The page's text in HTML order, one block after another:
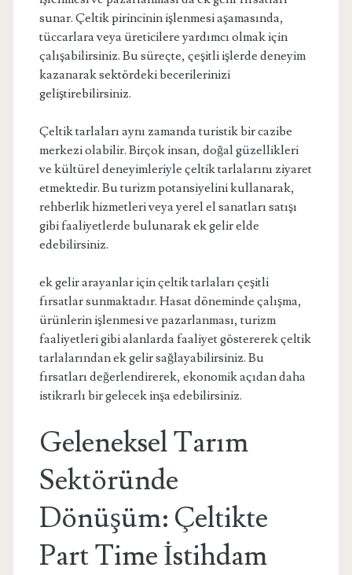
sunar. Çeltik pirincinin işlenmesi aşamasında,
tüccarlara veya üreticilere yardımcı olmak için
çalışabilirsiniz. Bu süreçte, çeşitli işlerde deneyim
kazanarak sektördeki becerilerinizi
geliştirebilirsiniz.
Çeltik tarlaları aynı zamanda turistik bir cazibe
merkezi olabilir. Birçok insan, doğal güzellikleri
ve kültürel deneyimleriyle çeltik tarlalarını ziyaret
etmektedir. Bu turizm potansiyelini kullanarak,
rehberlik hizmetleri veya yerel el sanatları satışı
gibi faaliyetlerde bulunarak ek gelir elde
edebilirsiniz.
ek gelir arayanlar için çeltik tarlaları çeşitli
fırsatlar sunmaktadır. Hasat döneminde çalışma,
ürünlerin işlenmesi ve pazarlanması, turizm
faaliyetleri gibi alanlarda faaliyet göstererek çeltik
tarlalarından ek gelir sağlayabilirsiniz. Bu
fırsatları değerlendirerek, ekonomik açıdan daha
istikrarlı bir gelecek inşa edebilirsiniz.
Geleneksel Tarım
Sektöründe
Dönüşüm: Çeltikte
Part Time İstihdam